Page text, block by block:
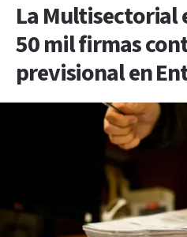
La Multisectorial
50 mil firmas
previsional en